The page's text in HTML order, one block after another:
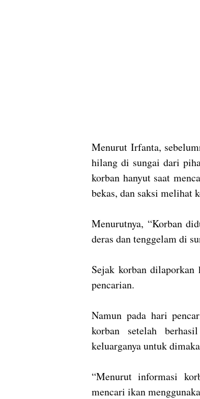
Menurut Irfanta,
hilang di sungai dari
korban hanyut saat
bekas, dan saksi melihat
Menurutnya, “Korban
deras dan tenggelam di
Sejak korban
pencarian.
Namun pada hari
korban setelah
keluarganya untuk
“Menurut informasi
mencari ikan